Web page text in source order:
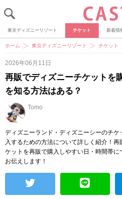
東京ディズニーリゾート チケット 新着情
ホーム 東京ディズニーリゾート チケット
2026年06月11日
再販でディズニーチケットを
を知る方法はある？
Tomo
ディズニーランド・ディズニーシーのチ
入するための方法について詳しく紹介！
ケットを再販で購入しやすい日・時間帯
お伝えします！